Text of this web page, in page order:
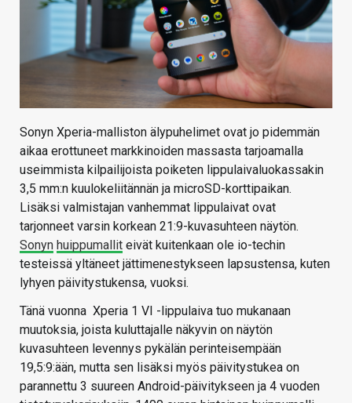
HAKU
Sonyn Xperia-malliston älypuhelimet ovat jo pidemmän
aikaa erottuneet markkinoiden massasta tarjoamalla
useimmista kilpailijoista poiketen lippulaivaluokassakin
3,5 mm:n kuulokeliitännän ja microSD-korttipaikan.
Lisäksi valmistajan vanhemmat lippulaivat ovat
tarjonneet varsin korkean 21:9-kuvasuhteen näytön.
Sonyn huippumallit eivät kuitenkaan ole io-techin
testeissä yltäneet jättimenestykseen lapsustensa, kuten
lyhyen päivitystukensa, vuoksi.
Tänä vuonna Xperia 1 VI -lippulaiva tuo mukanaan
muutoksia, joista kuluttajalle näkyvin on näytön
kuvasuhteen levennys pykälän perinteisempään
19,5:9:ään, mutta sen lisäksi myös päivitystukea on
parannettu 3 suureen Android-päivitykseen ja 4 vuoden